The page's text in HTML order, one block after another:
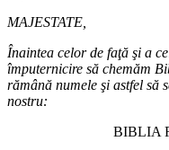
MAJESTATE,
Înaintea celor de faţă şi a
împuternicire să chemăm
rămână numele şi astfel să
nostru:
BIBLIA